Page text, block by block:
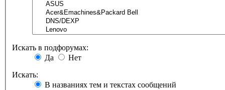
Искать в подфорумах:
Да
Нет
Искать:
В названиях тем и текстах сообщений